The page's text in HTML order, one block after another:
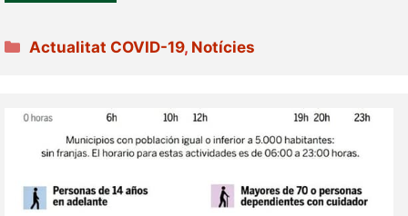
Categories
Actualitat COVID-19, Notícies